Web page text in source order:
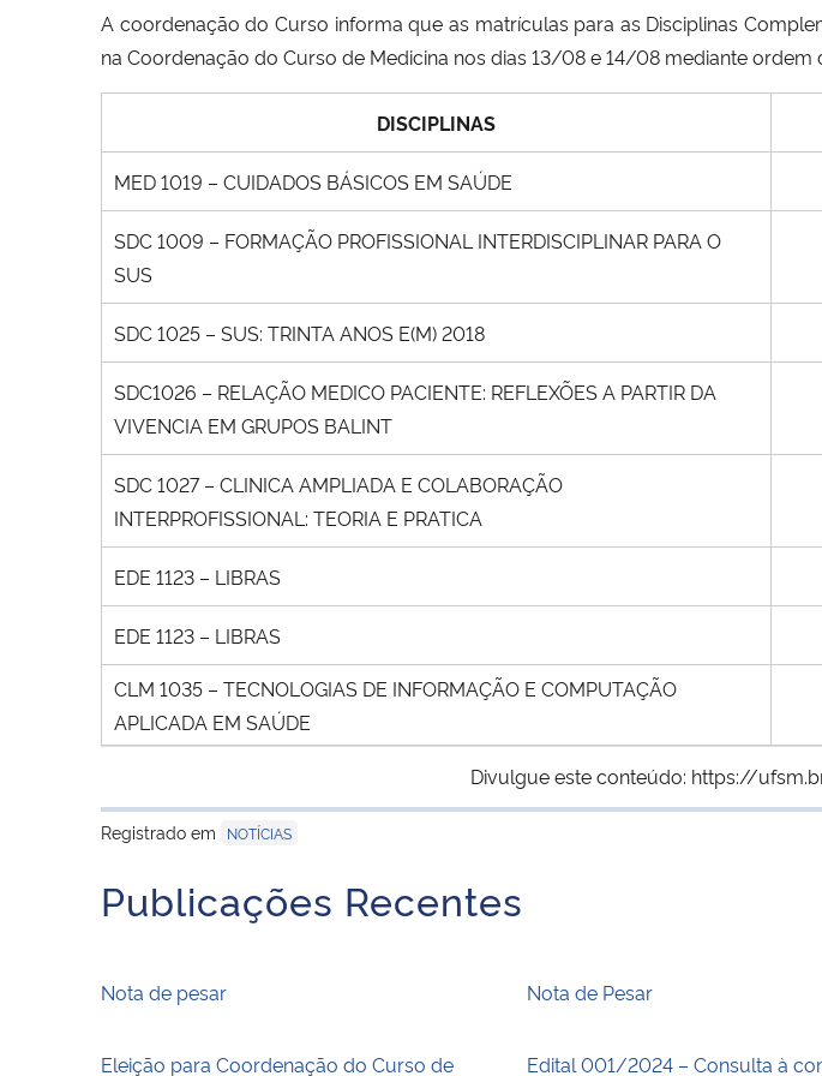
A coordenação do Curso informa que as matrículas para as Disciplinas
na Coordenação do Curso de Medicina nos dias 13/08 e 14/08 mediante ordem
DISCIPLINAS
MED 1019 – CUIDADOS BÁSICOS EM SAÚDE
SDC 1009 – FORMAÇÃO PROFISSIONAL INTERDISCIPLINAR PARA O
SUS
SDC 1025 – SUS: TRINTA ANOS E(M) 2018
SDC1026 – RELAÇÃO MEDICO PACIENTE: REFLEXÕES A PARTIR DA
VIVENCIA EM GRUPOS BALINT
SDC 1027 – CLINICA AMPLIADA E COLABORAÇÃO
INTERPROFISSIONAL: TEORIA E PRATICA
EDE 1123 – LIBRAS
EDE 1123 – LIBRAS
CLM 1035 – TECNOLOGIAS DE INFORMAÇÃO E COMPUTAÇÃO
APLICADA EM SAÚDE
Divulgue este conteúdo: https://
Registrado em
NOTÍCIAS
Publicações Recentes
Nota de pesar Nota de Pesar
Eleição para Coordenação do Curso de
Edital 001/2024 – Consulta à